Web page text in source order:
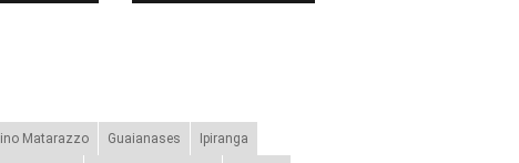
Matarazzo Guaianases Ipiranga